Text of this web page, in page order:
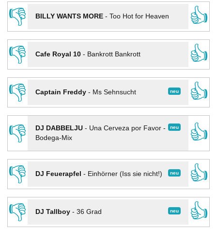
👎
BILLY WANTS MORE- Too Hot for Heaven
👍
👎
Cafe Royal 10- Bankrott Bankrott
👍
👎
neu
Captain Freddy- Ms Sehnsucht
👍
👎
neu
DJ DABBELJU- Una Cerveza por Favor -
Bodega-Mix
👍
👎
neu
DJ Feuerapfel - Einhörner (Iss sie nicht!)
👍
👎
neu
DJ Tallboy- 36 Grad
👍